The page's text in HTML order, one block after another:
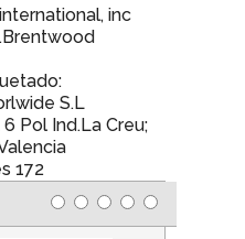
inc
S.L
Pol Ind.La Creu;
172